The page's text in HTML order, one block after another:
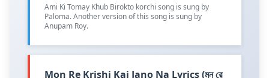
Ami Ki Tomay Khub Birokto korchi song is sung by
Paloma. Another version of this song is sung by
Anupam Roy.
Mon Re Krishi Kaj Jano Na Lyrics (মন রে